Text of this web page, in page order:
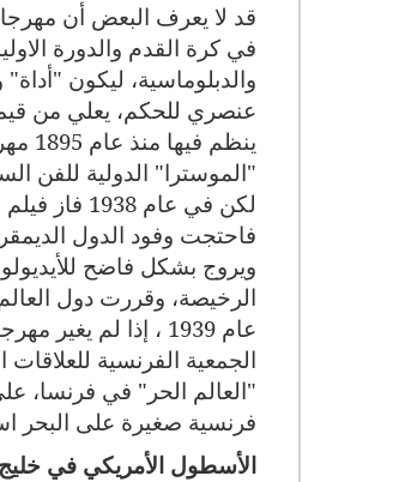
قد لا يعرف البعض أن
في كرة القدم والدورة
والدبلوماسية، ليكون
عنصري للحكم، يعلي من
"الموسترا" الدولية للفن
لكن في
فاحتجت وفود الدول
ويروج بشكل فاضح
الرخيصة، وقررت دول
عام 1939 ، إذا لم
الجمعية الفرنسية
"العالم الحر" في فرنسا،
فرنسية صغيرة على البحر
الأسطول الأمريكي في